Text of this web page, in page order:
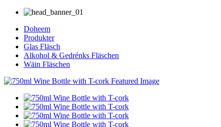
Doheem
Produkter
Glas Fläsch
Alkohol & Gedrénks Fläschen
Wäin Fläschen